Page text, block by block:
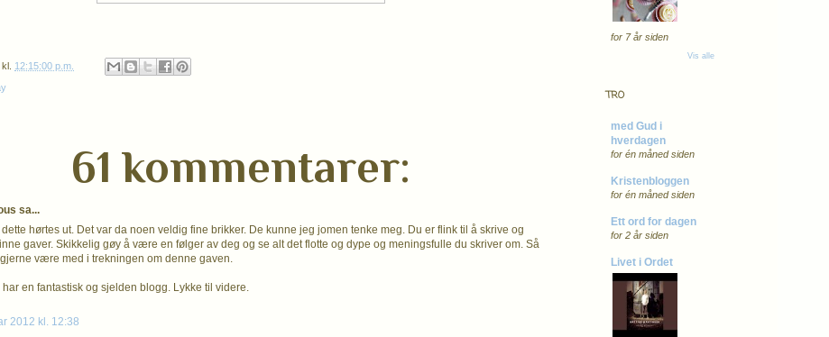
kl. 12:15:00 p.m.
61 kommentarer:
sa...
hørtes ut. Det var da noen veldig fine brikker. De kunne jeg jomen tenke meg. Du er flink til å skrive og
gaver. Skikkelig gøy å være en følger av deg og se alt det flotte og dype og meningsfulle du skriver om. Så
være med i trekningen om denne gaven.
har en fantastisk og sjelden blogg. Lykke til videre.
2012 kl. 12:38
for 7 år siden
Vis alle
TRO
med Gud i
hverdagen
for én måned siden
Kristenbloggen
for én måned siden
Ett ord for dagen
for 2 år siden
Livet i Ordet